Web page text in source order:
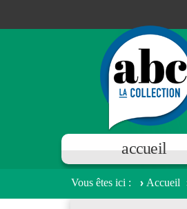
accueil
Vous êtes ici Accueil